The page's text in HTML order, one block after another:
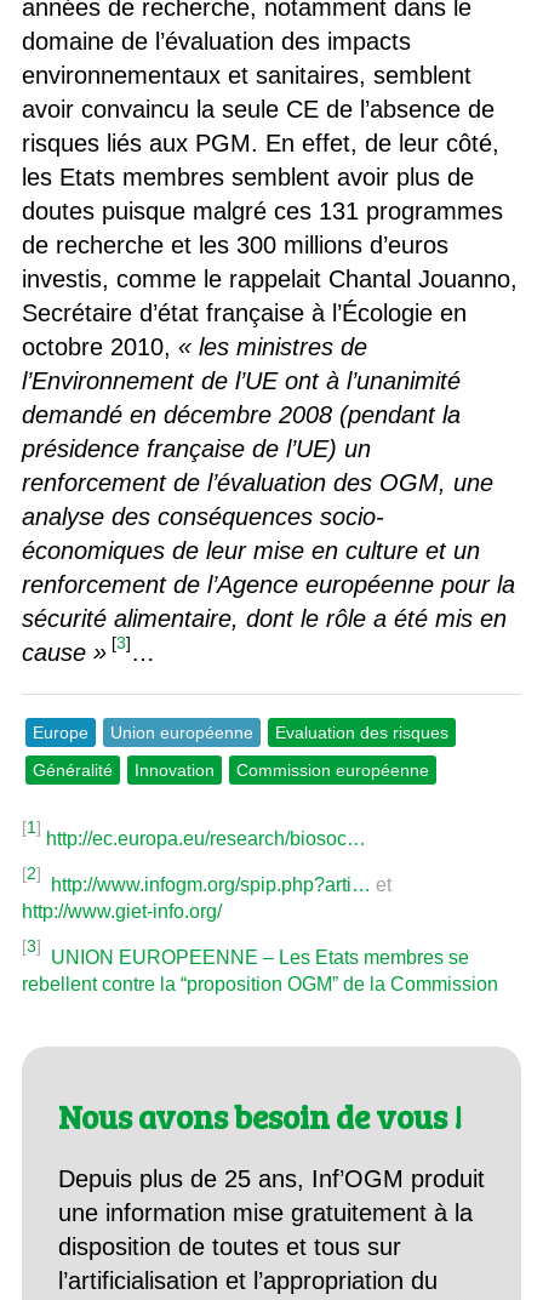
années de recherche, notamment dans le
domaine de l’évaluation des impacts
environnementaux et sanitaires, semblent
avoir convaincu la seule CE de l’absence de
risques liés aux PGM. En effet, de leur côté,
les Etats membres semblent avoir plus de
doutes puisque malgré ces 131 programmes
de recherche et les 300 millions d’euros
investis, comme le rappelait Chantal Jouanno,
Secrétaire d’état française à l’Écologie en
octobre 2010, « les ministres de
l’Environnement de l’UE ont à l’unanimité
demandé en décembre 2008 (pendant la
présidence française de l’UE) un
renforcement de l’évaluation des OGM, une
analyse des conséquences socio-
économiques de leur mise en culture et un
renforcement de l’Agence européenne pour la
sécurité alimentaire, dont le rôle a été mis en
cause » [3]…
Europe Union européenne
Evaluation des risques
Généralité
Innovation Commission européenne
[1]
http://ec.europa.eu/research/biosoc…
[2]
http://www.infogm.org/spip.php?arti… et
http://www.giet-info.org/
[3]
UNION EUROPEENNE – Les Etats membres se
rebellent contre la “proposition OGM” de la Commission
Nous avons besoin de vous !
Depuis plus de 25 ans, Inf’OGM produit
une information mise gratuitement à la
disposition de toutes et tous sur
l’artificialisation et l’appropriation du